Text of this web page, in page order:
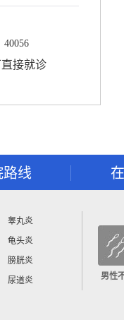
40056
接就诊
路线
睾丸炎
龟头炎
膀胱炎
尿道炎
男性